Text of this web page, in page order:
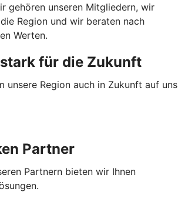
gehören unseren Mitgliedern, wir
Region und wir beraten nach
Werten.
für die Zukunft
unsere Region auch in Zukunft auf uns
Partner
Partnern bieten wir Ihnen